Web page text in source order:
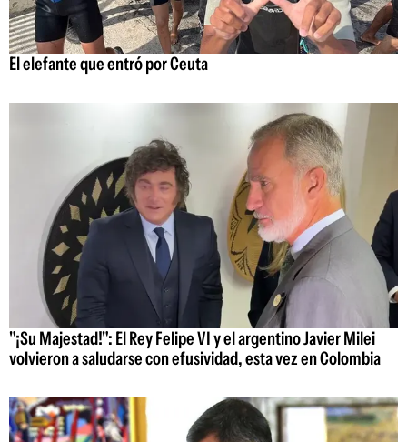
El elefante que entró por Ceuta
"¡Su Majestad!": El Rey Felipe VI y el argentino Javier Milei
volvieron a saludarse con efusividad, esta vez en Colombia